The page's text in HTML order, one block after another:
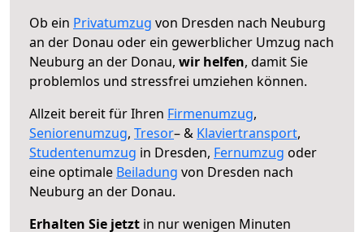
Ob ein Privatumzug von Dresden nach Neuburg
an der Donau oder ein gewerblicher Umzug nach
Neuburg an der Donau, wir helfen, damit Sie
problemlos und stressfrei umziehen können.
Allzeit bereit für Ihren Firmenumzug,
Seniorenumzug, Tresor– & Klaviertransport,
Studentenumzug in Dresden, Fernumzug oder
eine optimale Beiladung von Dresden nach
Neuburg an der Donau.
Erhalten Sie jetzt in nur wenigen Minuten